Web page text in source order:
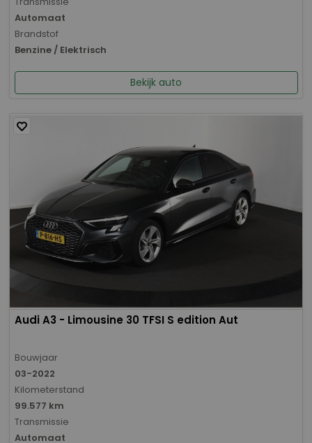
Automaat
Brandstof
Benzine / Elektrisch
Bekijk auto
Audi A3 - Limousine 30 TFSI S edition Aut
Bouwjaar
03-2022
Kilometerstand
99.577 km
Transmissie
Automaat